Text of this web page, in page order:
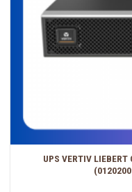
UPS VERTIV